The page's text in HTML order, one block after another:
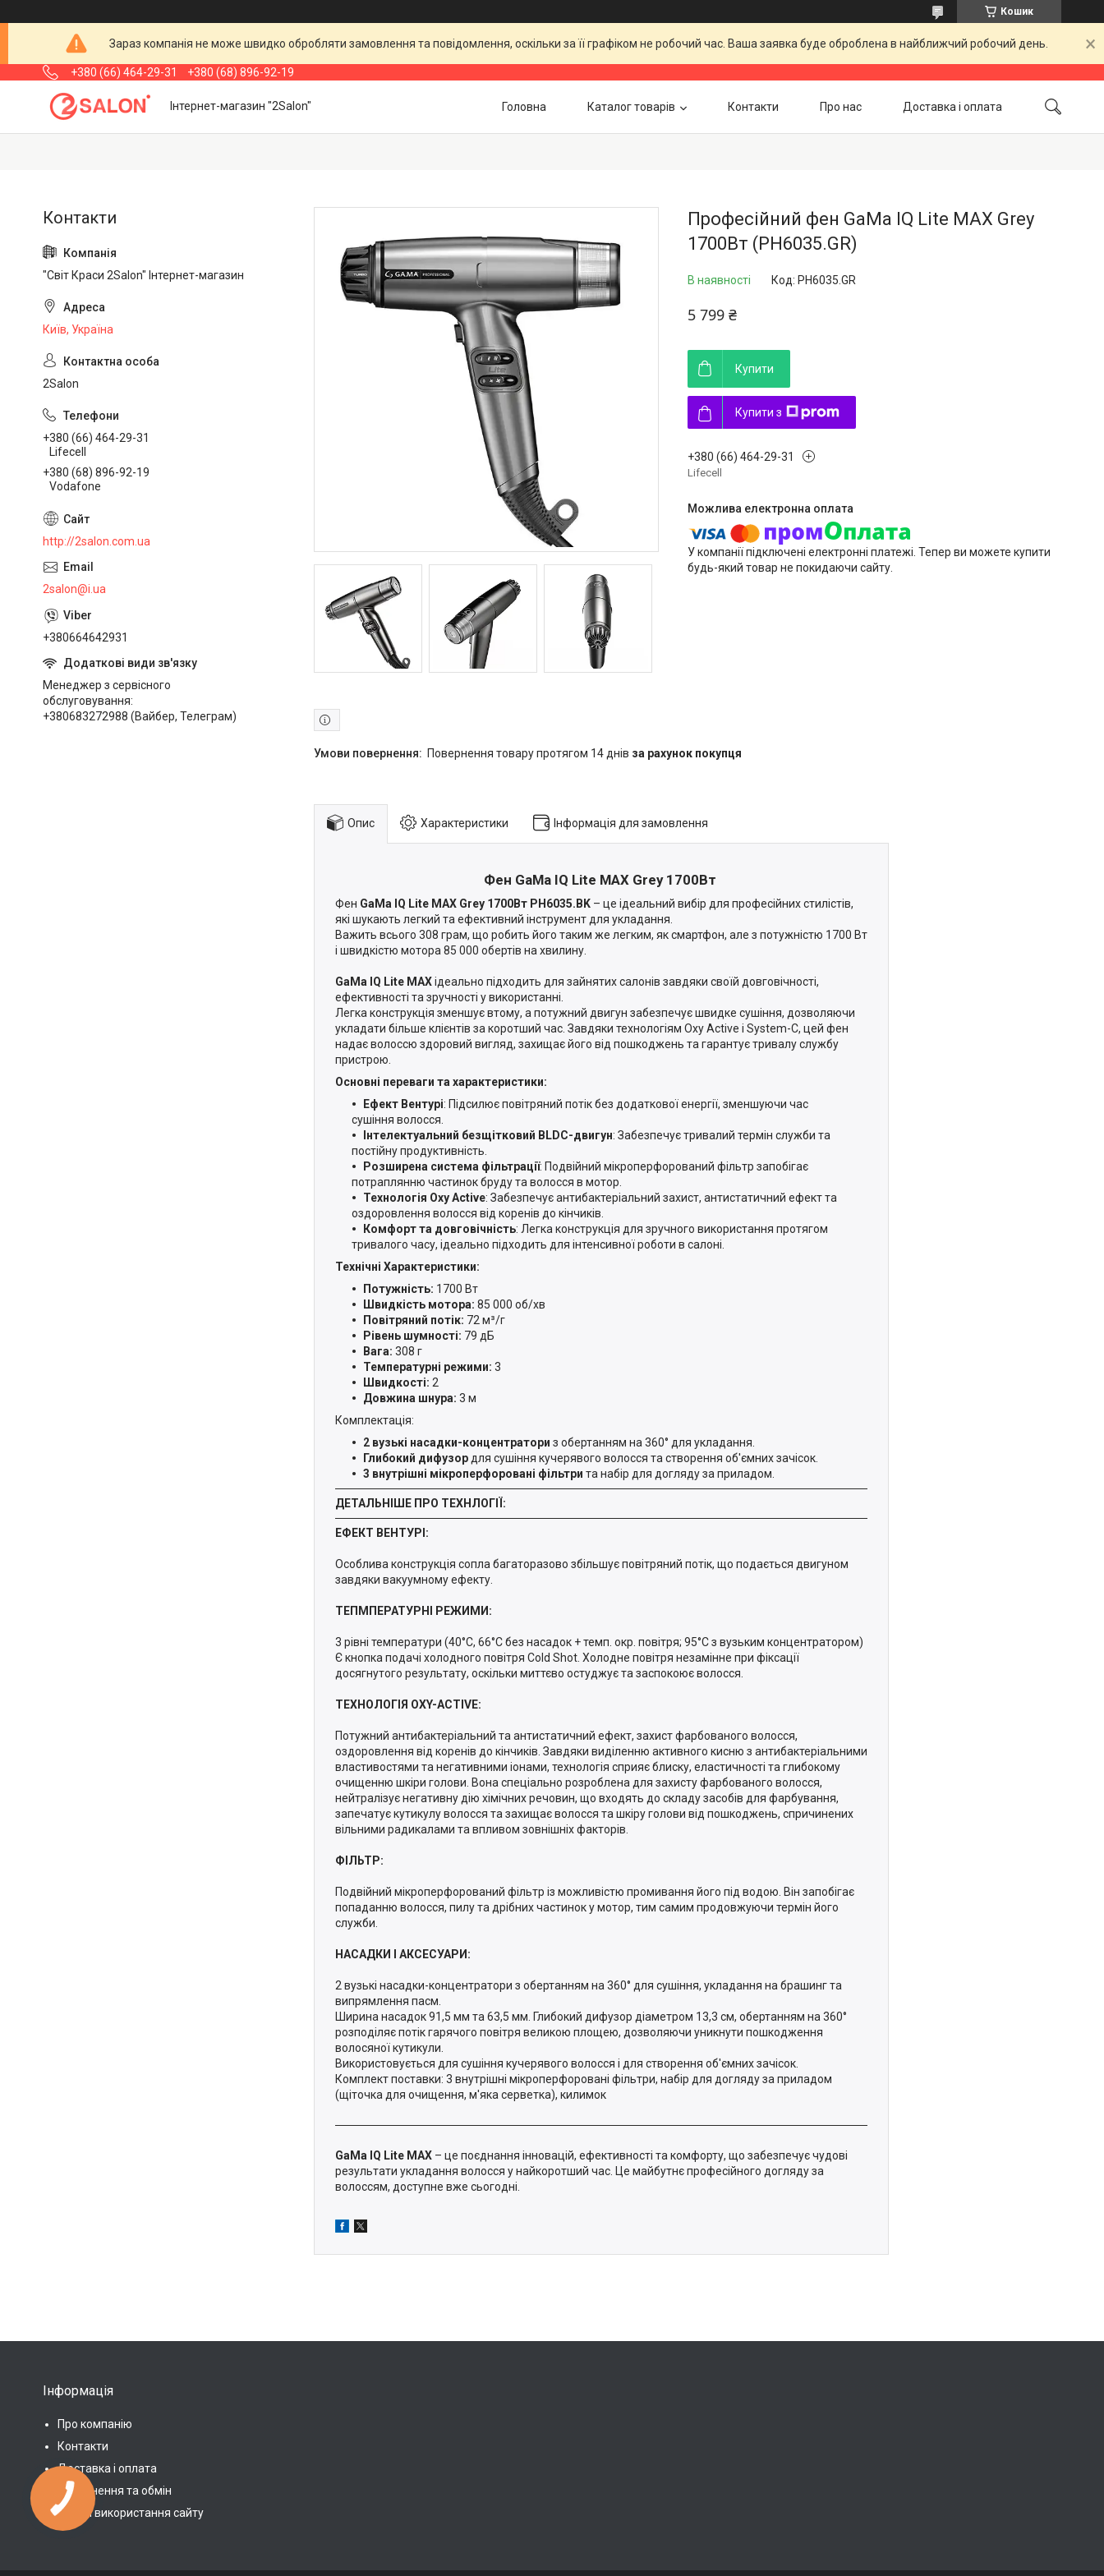
Кошик
Зараз компанія не може швидко обробляти замовлення та повідомлення, оскільки за її графіком не робочий час. Ваша заявка буде оброблена в найближчий робочий день.
+380 (66) 464-29-31 +380 (68) 896-92-19
Інтернет-магазин "2Salon" Головна Каталог товарів Контакти Про нас Доставка і оплата
Професійний фен GaMa IQ Lite MAX Grey
1700Вт (PH6035.GR)
В наявності Код: PH6035.GR
5 799 ₴
Купити
Купити з
+380 (66) 464-29-31
Lifecell
У компанії підключені електронні платежі. Тепер ви можете купити
будь-який товар не покидаючи сайту.
повернення товару протягом 14 днів за рахунок покупця
Опис Характеристики Інформація для замовлення
Фен GaMa IQ Lite MAX Grey 1700Вт
Фен GaMa IQ Lite MAX Grey 1700Вт PH6035.BK – це ідеальний вибір для професійних стилістів,
які шукають легкий та ефективний інструмент для укладання.
Важить всього 308 грам, що робить його таким же легким, як смартфон, але з потужністю 1700 Вт
і швидкістю мотора 85 000 обертів на хвилину.
GaMa IQ Lite MAXідеально підходить для зайнятих салонів завдяки своїй довговічності,
ефективності та зручності у використанні.
​Легка конструкція зменшує втому, а потужний двигун забезпечує швидке сушіння, дозволяючи
укладати більше клієнтів за коротший час. Завдяки технологіям Oxy Active і System-C, цей фен
надає волоссю здоровий вигляд, захищає його від пошкоджень та гарантує тривалу службу
пристрою.
Основні переваги та характеристики:
Ефект Вентурі: Підсилює повітряний потік без додаткової енергії, зменшуючи час
сушіння волосся.
Інтелектуальний безщітковий BLDC-двигун: Забезпечує тривалий термін служби та
постійну продуктивність.
Розширена система фільтрації: Подвійний мікроперфорований фільтр запобігає
потраплянню частинок бруду та волосся в мотор.
Технологія Oxy Active: Забезпечує антибактеріальний захист, антистатичний ефект та
оздоровлення волосся від коренів до кінчиків.
Комфорт та довговічність: Легка конструкція для зручного використання протягом
тривалого часу, ідеально підходить для інтенсивної роботи в салоні.
Технічні Характеристики:
Потужність: 1700 Вт
Швидкість мотора: 85 000 об/хв
Повітряний потік: 72 м³/г
Рівень шумності: 79 дБ
Вага: 308 г
Температурні режими: 3
Швидкості: 2
Довжина шнура: 3 м
Комплектація:
2 вузькі насадки-концентратори з обертанням на 360° для укладання.
Глибокий дифузор для сушіння кучерявого волосся та створення об'ємних зачісок.
3 внутрішні мікроперфоровані фільтри та набір для догляду за приладом.
ДЕТАЛЬНІШЕ ПРО ТЕХНЛОГІЇ:
ЕФЕКТ ВЕНТУРІ:
Особлива конструкція сопла багаторазово збільшує повітряний потік, що подається двигуном
завдяки вакуумному ефекту.
ТЕПМПЕРАТУРНІ РЕЖИМИ:
3 рівні температури (40°C, 66°C без насадок + темп. окр. повітря; 95°C з вузьким концентратором)
Є кнопка подачі холодного повітря Cold Shot. Холодне повітря незамінне при фіксації
досягнутого результату, оскільки миттєво остуджує та заспокоює волосся.
ТЕХНОЛОГІЯ OXY-ACTIVE:
Потужний антибактеріальний та антистатичний ефект, захист фарбованого волосся,
оздоровлення від коренів до кінчиків. Завдяки виділенню активного кисню з антибактеріальними
властивостями та негативними іонами, технологія сприяє блиску, еластичності та глибокому
очищенню шкіри голови. Вона спеціально розроблена для захисту фарбованого волосся,
нейтралізує негативну дію хімічних речовин, що входять до складу засобів для фарбування,
запечатує кутикулу волосся та захищає волосся та шкіру голови від пошкоджень, спричинених
вільними радикалами та впливом зовнішніх факторів.
ФІЛЬТР:
Подвійний мікроперфорований фільтр із можливістю промивання його під водою. Він запобігає
попаданню волосся, пилу та дрібних частинок у мотор, тим самим продовжуючи термін його
служби.
НАСАДКИ І АКСЕСУАРИ:
2 вузькі насадки-концентратори з обертанням на 360° для сушіння, укладання на брашинг та
випрямлення пасм.
Ширина насадок 91,5 мм та 63,5 мм. Глибокий дифузор діаметром 13,3 см, обертанням на 360°
розподіляє потік гарячого повітря великою площею, дозволяючи уникнути пошкодження
волосяної кутикули.
Використовується для сушіння кучерявого волосся і для створення об'ємних зачісок.
Комплект поставки: 3 внутрішні мікроперфоровані фільтри, набір для догляду за приладом
(щіточка для очищення, м'яка серветка), килимок
GaMa IQ Lite MAX – це поєднання інновацій, ефективності та комфорту, що забезпечує чудові
результати укладання волосся у найкоротший час. Це майбутнє професійного догляду за
волоссям, доступне вже сьогодні.
"Світ Краси 2Salon" Інтернет-магазин
Київ, Україна
2Salon
+380 (66) 464-29-31
Lifecell
+380 (68) 896-92-19
Vodafone
http://2salon.com.ua
2salon@i.ua
+380664642931
Менеджер з сервісного
обслуговування
+380683272988 (Вайбер, Телеграм)
Інформація
Про компанію
Контакти
Доставка і оплата
Повернення та обмін
Умови використання сайту